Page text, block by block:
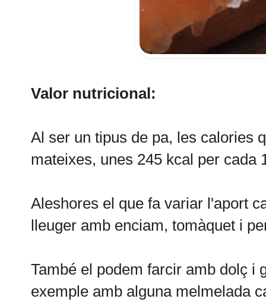
Valor nutricional:
Al ser un tipus de pa, les calories
mateixes, unes 245 kcal per cada
Aleshores el que fa variar l'aport
lleuger amb enciam, tomàquet i
També el podem farcir amb dolç i
exemple amb alguna melmelada